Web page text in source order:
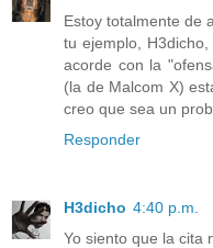
Estoy totalmente de
tu ejemplo,
acorde con la
(la de Malcom X)
creo que sea un
Responder
H3dicho 4:40 p.m.
Yo siento que la cita